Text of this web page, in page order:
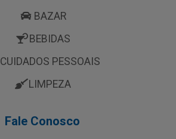
BAZAR
BEBIDAS
CUIDADOS PESSOAIS
LIMPEZA
Fale Conosco